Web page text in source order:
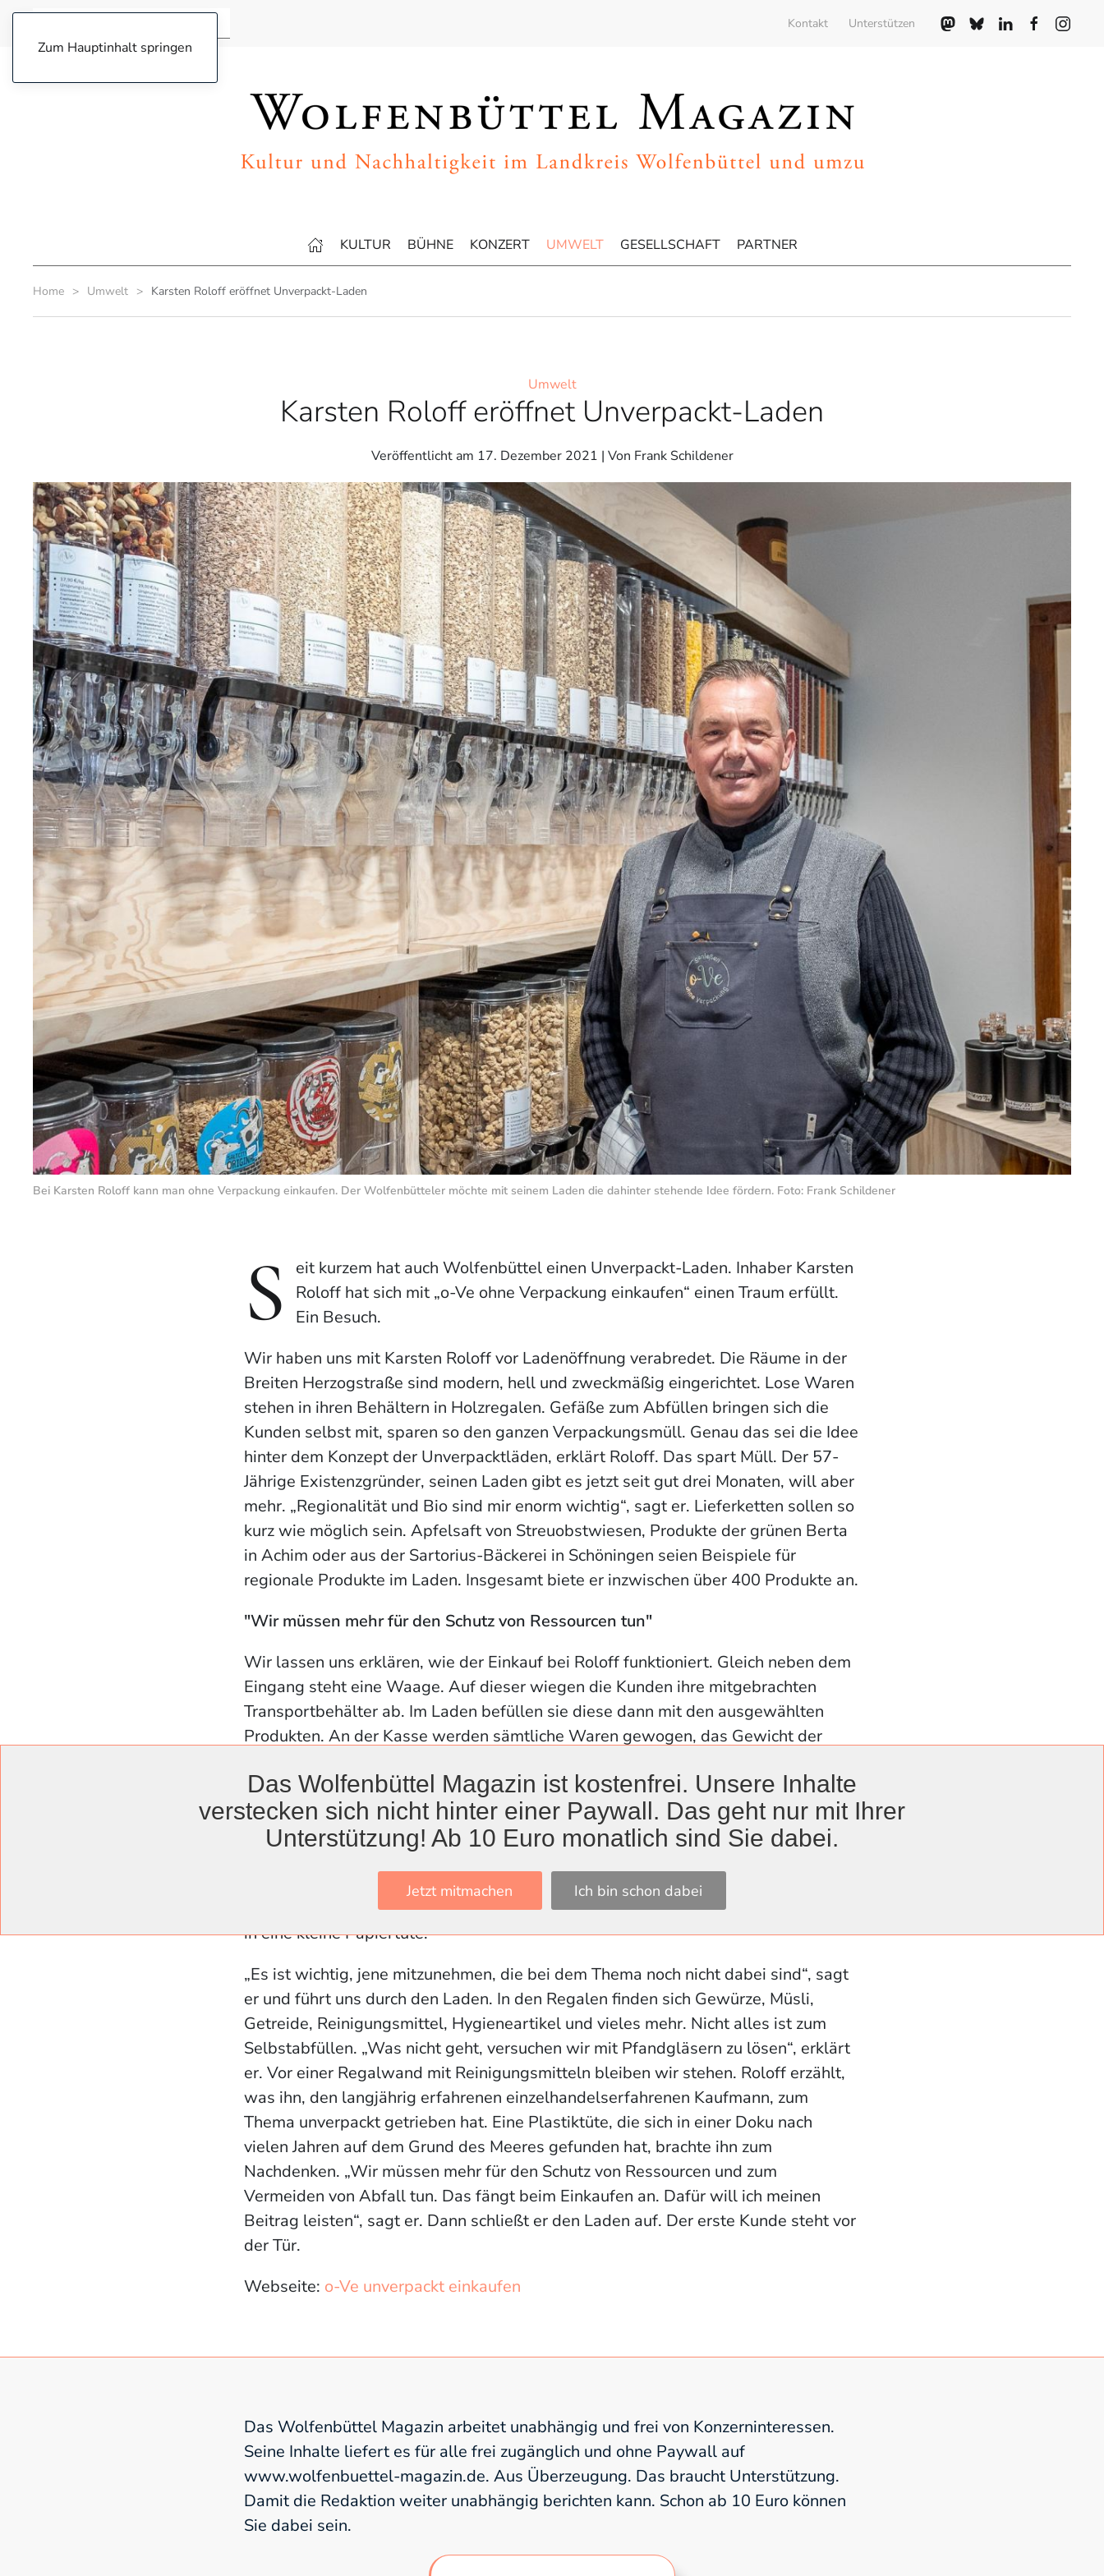
Zum Hauptinhalt springen
Kontakt Unterstützen
KULTUR BÜHNE KONZERT UMWELT GESELLSCHAFT PARTNER
Home Umwelt Karsten Roloff eröffnet Unverpackt-Laden
Umwelt
Karsten Roloff eröffnet Unverpackt-Laden
Veröffentlicht am 17. Dezember 2021 | Von Frank Schildener
Bei Karsten Roloff kann man ohne Verpackung einkaufen. Der Wolfenbütteler möchte mit seinem Laden die dahinter stehende Idee fördern. Foto: Frank Schildener
S
eit kurzem hat auch Wolfenbüttel einen Unverpackt-Laden. Inhaber Karsten
Roloff hat sich mit „o-Ve ohne Verpackung einkaufen“ einen Traum erfüllt.
Ein Besuch.
Wir haben uns mit Karsten Roloff vor Ladenöffnung verabredet. Die Räume in der
Breiten Herzogstraße sind modern, hell und zweckmäßig eingerichtet. Lose Waren
stehen in ihren Behältern in Holzregalen. Gefäße zum Abfüllen bringen sich die
Kunden selbst mit, sparen so den ganzen Verpackungsmüll. Genau das sei die Idee
hinter dem Konzept der Unverpacktläden, erklärt Roloff. Das spart Müll. Der 57-
Jährige Existenzgründer, seinen Laden gibt es jetzt seit gut drei Monaten, will aber
mehr. „Regionalität und Bio sind mir enorm wichtig“, sagt er. Lieferketten sollen so
kurz wie möglich sein. Apfelsaft von Streuobstwiesen, Produkte der grünen Berta
in Achim oder aus der Sartorius-Bäckerei in Schöningen seien Beispiele für
regionale Produkte im Laden. Insgesamt biete er inzwischen über 400 Produkte an.
"Wir müssen mehr für den Schutz von Ressourcen tun"
Wir lassen uns erklären, wie der Einkauf bei Roloff funktioniert. Gleich neben dem
Eingang steht eine Waage. Auf dieser wiegen die Kunden ihre mitgebrachten
Transportbehälter ab. Im Laden befüllen sie diese dann mit den ausgewählten
Produkten. An der Kasse werden sämtliche Waren gewogen, das Gewicht der
denen das Prinzip des selbst Abfüllens nicht ganz geheuer ist“, weiß Roloff. Doch
wenn sie es einmal probiert hätten, würde das gut funktionieren und die Kunden
kämen wieder. Wenn der Einkauf einmal größer werde und die mitgebrachten
Angebot. „Das sind Schalen mit Deckel, die genauso funktionieren wie die
beliebten Recup-Tassen“, sagt er dazu. Den ganz kleinen Einkauf fülle er schonmal
in eine kleine Papiertüte.
„Es ist wichtig, jene mitzunehmen, die bei dem Thema noch nicht dabei sind“, sagt
er und führt uns durch den Laden. In den Regalen finden sich Gewürze, Müsli,
Getreide, Reinigungsmittel, Hygieneartikel und vieles mehr. Nicht alles ist zum
Selbstabfüllen. „Was nicht geht, versuchen wir mit Pfandgläsern zu lösen“, erklärt
er. Vor einer Regalwand mit Reinigungsmitteln bleiben wir stehen. Roloff erzählt,
was ihn, den langjährig erfahrenen einzelhandelserfahrenen Kaufmann, zum
Thema unverpackt getrieben hat. Eine Plastiktüte, die sich in einer Doku nach
vielen Jahren auf dem Grund des Meeres gefunden hat, brachte ihn zum
Nachdenken. „Wir müssen mehr für den Schutz von Ressourcen und zum
Vermeiden von Abfall tun. Das fängt beim Einkaufen an. Dafür will ich meinen
Beitrag leisten“, sagt er. Dann schließt er den Laden auf. Der erste Kunde steht vor
der Tür.
Webseite: o-Ve unverpackt einkaufen
Das Wolfenbüttel Magazin arbeitet unabhängig und frei von Konzerninteressen.
Seine Inhalte liefert es für alle frei zugänglich und ohne Paywall auf
www.wolfenbuettel-magazin.de. Aus Überzeugung. Das braucht Unterstützung.
Damit die Redaktion weiter unabhängig berichten kann. Schon ab 10 Euro können
Sie dabei sein.
Das Wolfenbüttel Magazin ist kostenfrei. Unsere Inhalte
verstecken sich nicht hinter einer Paywall. Das geht nur mit Ihrer
Unterstützung! Ab 10 Euro monatlich sind Sie dabei.
Jetzt mitmachen Ich bin schon dabei